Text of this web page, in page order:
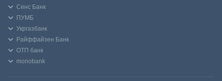
Сенс Банк
ПУМБ
Укргазбанк
Райффайзен Банк
ОТП банк
monobank